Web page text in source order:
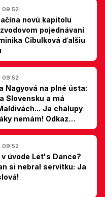
09:52
novú kapitolu
pojednávaní
Cibulková ďalšiu
09:52
Nagyová na plné ústa:
Slovensku a má
Ja chalupy
nemám! Odkaz
09:52
úvode Let's Dance?
si nebral servítku: Ja